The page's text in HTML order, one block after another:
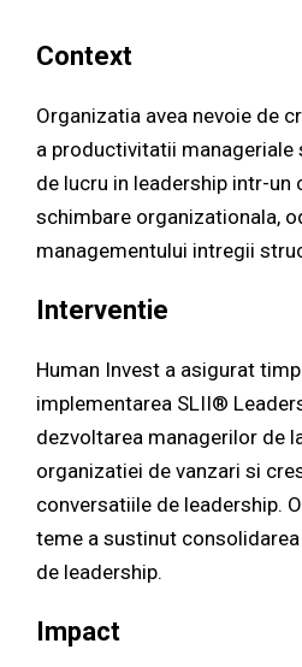
Context
Organizatia avea nevoie de
a productivitatii manageriale
de lucru in leadership intr-
schimbare organizationala,
managementului intregii
Interventie
Human Invest a asigurat
implementarea SLII®
dezvoltarea managerilor de
organizatiei de vanzari si
conversatiile de leadership.
teme a sustinut
de leadership.
Impact